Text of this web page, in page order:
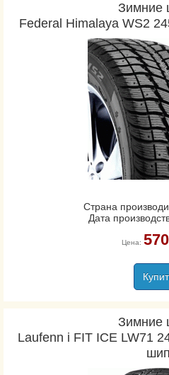
Зимние
Federal Himalaya WS2
Страна
Дата
Цена:
Зимние
Laufenn i FIT ICE LW71
шип